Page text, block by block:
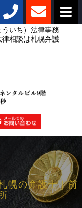
いち）法律事務
相談は札幌弁護
幌の弁護士｜前